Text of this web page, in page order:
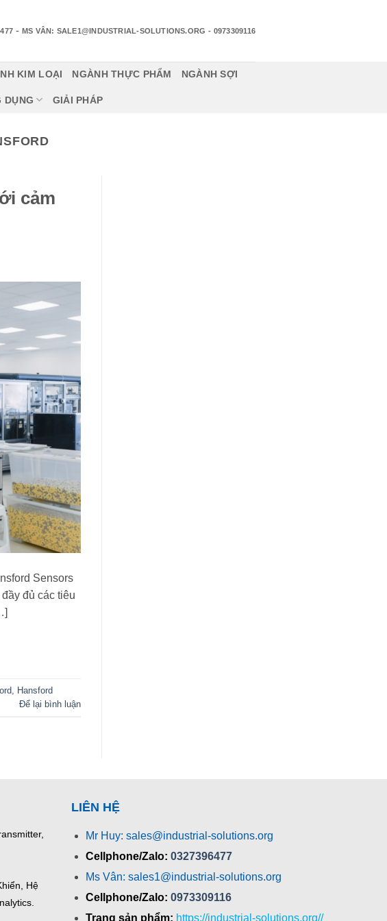
-MS VÂN: SALE1@INDUSTRIAL-SOLUTIONS.ORG - 0973309116
KIM LOẠI NGÀNH THỰC PHẨM NGÀNH SỢI
DỤNG GIẢI PHÁP
cảm
Sensors
đủ các tiêu
Hansford
Để lại bình luận
Hệ
LIÊN HỆ
Mr Huy: sales@industrial-solutions.org
Cellphone/Zalo: 0327396477
Ms Vân: sales1@industrial-solutions.org
Cellphone/Zalo: 0973309116
Trang sản phẩm: https://industrial-solutions.org//